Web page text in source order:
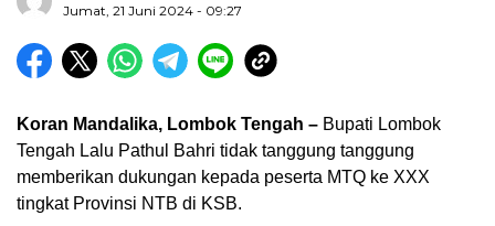
Jumat, 21 Juni 2024 - 09:27
Koran Mandalika, Lombok Tengah – Bupati Lombok
Tengah Lalu Pathul Bahri tidak tanggung tanggung
memberikan dukungan kepada peserta MTQ ke XXX
tingkat Provinsi NTB di KSB.